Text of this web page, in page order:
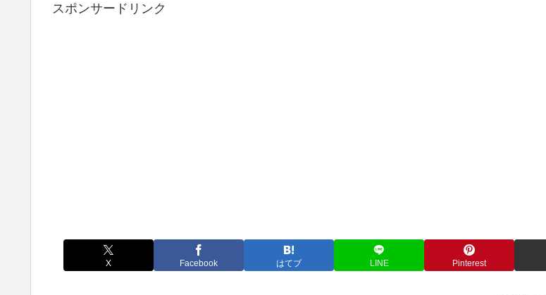
スポンサードリンク
X Facebook はてブ LINE Pinterest